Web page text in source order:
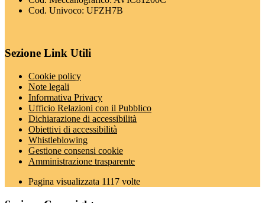
Cod. Univoco: UFZH7B
Sezione Link Utili
Cookie policy
Note legali
Informativa Privacy
Ufficio Relazioni con il Pubblico
Dichiarazione di accessibilità
Obiettivi di accessibilità
Whistleblowing
Gestione consensi cookie
Amministrazione trasparente
Pagina visualizzata 1117 volte